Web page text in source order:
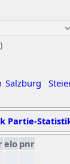
Salzburg
Partie-
elo pnr